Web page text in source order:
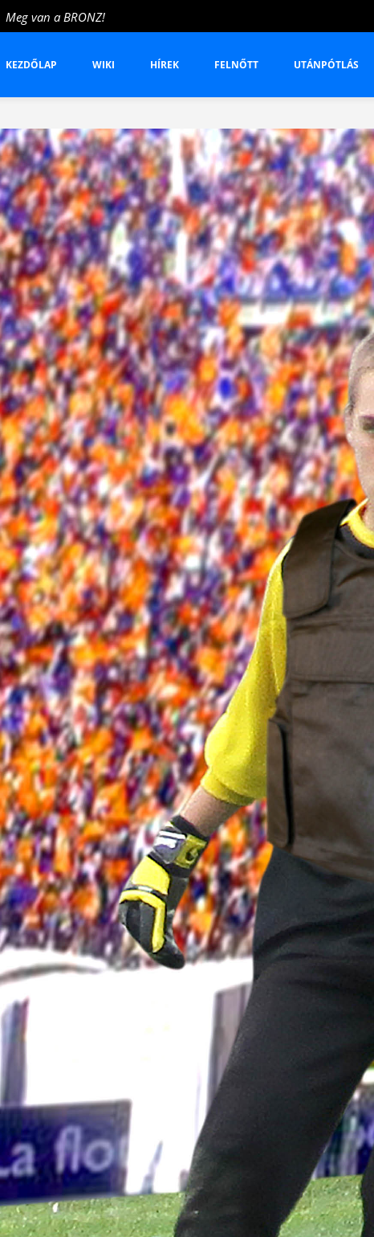
Megcsíptek a Méhecskék
Vereség a bajnoktól
KEZDŐLAP WIKI HÍREK FELNŐTT UTÁNPÓTLÁS